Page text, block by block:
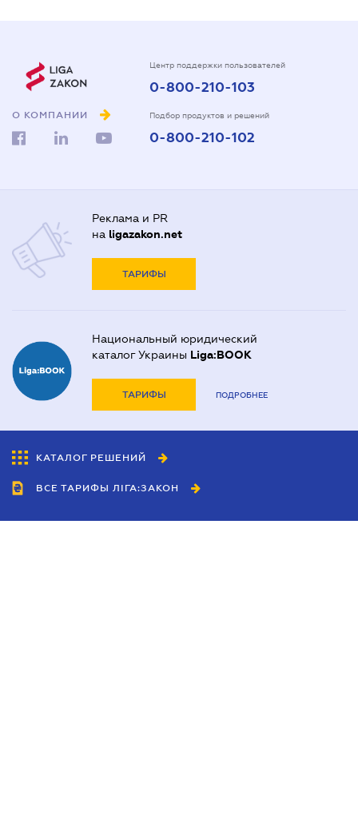
О КОМПАНИИ
Центр поддержки пользователей
0-800-210-103
Подбор продуктов и решений
0-800-210-102
Реклама и PR
на ligazakon.net
ТАРИФЫ
Национальный юридический
каталог Украины Liga:BOOK
ТАРИФЫ ПОДРОБНЕЕ
КАТАЛОГ РЕШЕНИЙ
ВСЕ ТАРИФЫ ЛІГА:ЗАКОН